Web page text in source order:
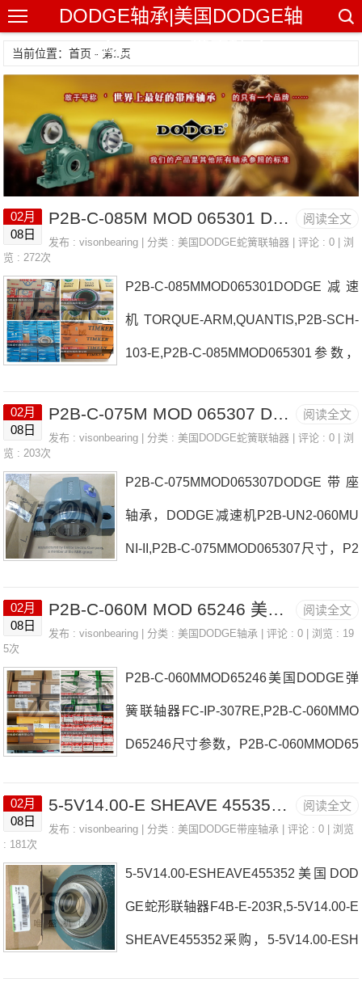
DODGE轴承|美国DODGE轴
承|DODGE带座轴承
当前位置：首页 - 第1页
阅读全文
02月
08日
P2B-C-085M MOD 065301 DODGE减速机TORQUE-ARM,QUANTIS, F4B-SCM-215
发布 :visonbearing | 分类 :美国DODGE蛇簧联轴器 | 评论 : 0 | 浏
览 : 272次
P2B-C-085MMOD065301DODGE减速
机TORQUE-ARM,QUANTIS,P2B-SCH-
103-E,P2B-C-085MMOD065301参数，
W-211日本EASE轴承P2B-C-085MMOD
7日本EASE轴承P2B-C-085MMOD0653
01价格F4B-SXR-1112012X11/2-KW日
本EASE轴承P2B-C-085MMOD065301
C-085MMOD065301采购 热销型号推
阅读全文
02月
08日
P2B-C-075M MOD 065307 DODGE带座轴承，DODGE减速机 TB-SC-100-NL
发布 :visonbearing | 分类 :美国DODGE蛇簧联轴器 | 评论 : 0 | 浏
览 : 203次
P2B-C-075MMOD065307DODGE带座
轴承，DODGE减速机P2B-UN2-060MU
NI-II,P2B-C-075MMOD065307尺寸，P2
ELT日本EASE轴承P2B-C-075MMOD06
本EASE轴承P2B-C-075MMOD065307
价格FC-S2-215RF4B-SCM-112日本EA
SE轴承P2B-C-075MMOD065307参数P
5MMOD065307采购 热销型号推荐：P2
阅读全文
02月
08日
P2B-C-060M MOD 65246 美国DODGE弹簧联轴器 F2B-SXR-35M
发布 :visonbearing | 分类 :美国DODGE轴承 | 评论 : 0 | 浏览 : 19
5次
P2B-C-060MMOD65246美国DODGE弹
簧联轴器FC-IP-307RE,P2B-C-060MMO
D65246尺寸参数，P2B-C-060MMOD65
B-C-060MMOD65246厂家F2B-SC-200F
OD65246价格F4B-E-307RF2B-GTEZ-3
5M-SHCR日本EASE轴承P2B-C-060MM
OD65246参数P2B-C-060MMOD65246
阅读全文
02月
08日
5-5V14.00-E SHEAVE 455352 美国DODGE蛇形联轴器 F4B-SXR-112
发布 :visonbearing | 分类 :美国DODGE带座轴承 | 评论 : 0 | 浏览
: 181次
5-5V14.00-ESHEAVE455352美国DOD
GE蛇形联轴器F4B-E-203R,5-5V14.00-E
SHEAVE455352采购，5-5V14.00-ESH